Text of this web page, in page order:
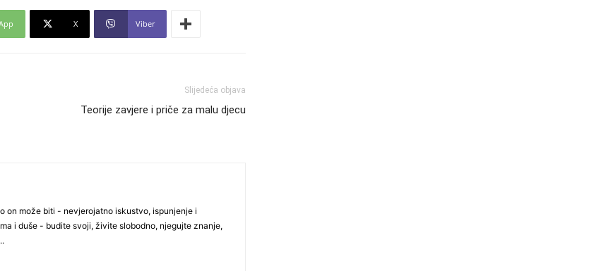
X Viber
Slijedeća objava
Teorije zavjere i priče za malu djecu
on može biti - nevjerojatno iskustvo, ispunjenje i
i duše - budite svoji, živite slobodno, njegujte znanje,